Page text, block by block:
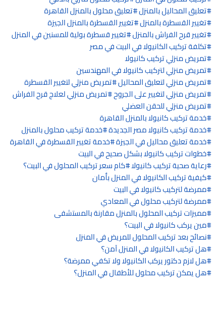
تعليق المحاليل بالمنزل تعليق محلول بالمنزل القاهرة
تغيير القسطرة بالمنزل تغيير القسطرة بالمنزل الجيزة
تغيير قرح الفراش بالمنزل تغيير قسطرة بولية للمسنين في المنزل
تكلفة تركيب الكانيولا في البيت في مصر
تمريض منزلي تركيب كانيولا
تمريض منزلي لتركيب كانيولا في المهندسين
تمريض منزلي لتعليق المحاليل تمريض منزلي لتغيير القسطرة
تمريض منزلي لتغيير على الجروح تمريض منزلي لعلاج قرح الفراش
تمريض منزلي للحقن العضلي
خدمة تركيب كانيولا بالمنزل القاهرة
خدمة تركيب كانيولا مصر الجديدة خدمة تركيب محلول بالمنزل
خدمة تعليق محاليل في الجيزة خدمة تغيير القسطرة في القاهرة
خطوات تركيب كانيولا بشكل صحيح في البيت
رعاية صحية تركيب كانيولا كام سعر تركيب المحلول في البيت؟
كيفية تركيب الكانيولا في المنزل بأمان
ممرضة لتركيب كانيولا في البيت
ممرضة لتركيب محلول في المعادي
مميزات تركيب المحلول بالمنزل مقارنة بالمستشفى
مين يركب كانيولا في البيت؟
نصائح بعد تركيب المحلول للمريض في المنزل
هل تركيب الكانيولا في المنزل آمن؟
هل لازم دكتور يركب الكانيولا ولا تكفي ممرضة؟
هل يمكن تركيب محلول للأطفال في المنزل؟